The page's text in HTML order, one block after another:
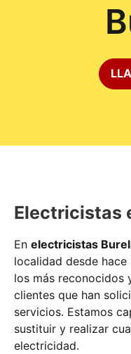
Electricistas
En electricistas
localidad desde
los más reconocidos
clientes que han
servicios. Estamos
sustituir y realizar
electricidad.